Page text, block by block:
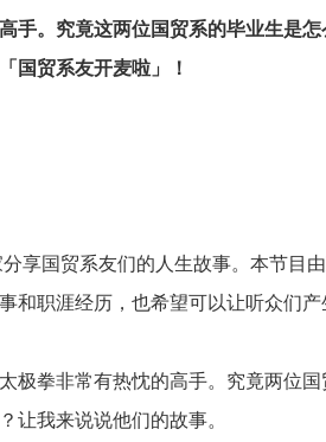
手。究竟这两位国贸系的毕业生是
国贸系友开麦啦」！
享国贸系友们的人生故事。本节目
职涯经历，也希望可以让听众们产
极拳非常有热忱的高手。究竟两位
让我来说说他们的故事。